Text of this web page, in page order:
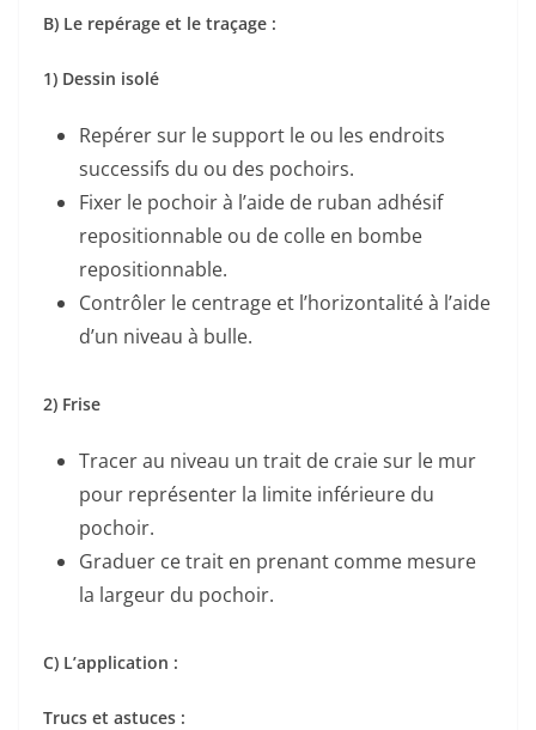
B) Le repérage et le traçage :
1) Dessin isolé
Repérer sur le support le ou les endroits
successifs du ou des pochoirs.
Fixer le pochoir à l’aide de ruban adhésif
repositionnable ou de colle en bombe
repositionnable.
Contrôler le centrage et l’horizontalité à l’aide
d’un niveau à bulle.
2) Frise
Tracer au niveau un trait de craie sur le mur
pour représenter la limite inférieure du
pochoir.
Graduer ce trait en prenant comme mesure
la largeur du pochoir.
C) L’application :
Trucs et astuces :